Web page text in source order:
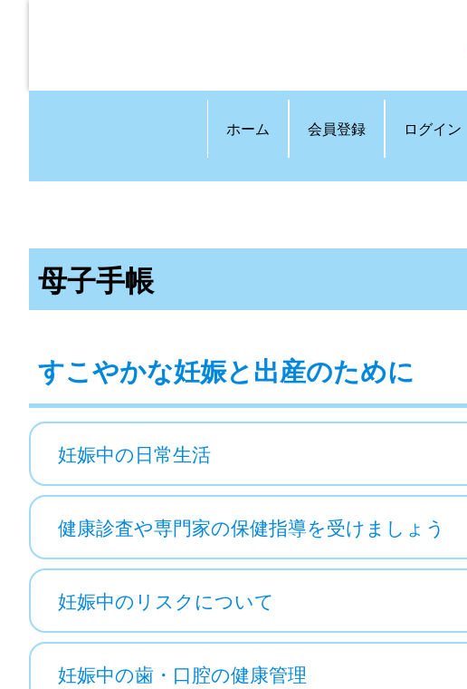
ホーム 会員登録 ログイン
母子手帳
すこやかな妊娠と出産のために
妊娠中の日常生活
健康診査や専門家の保健指導を受けましょう
妊娠中のリスクについて
妊娠中の歯・口腔の健康管理